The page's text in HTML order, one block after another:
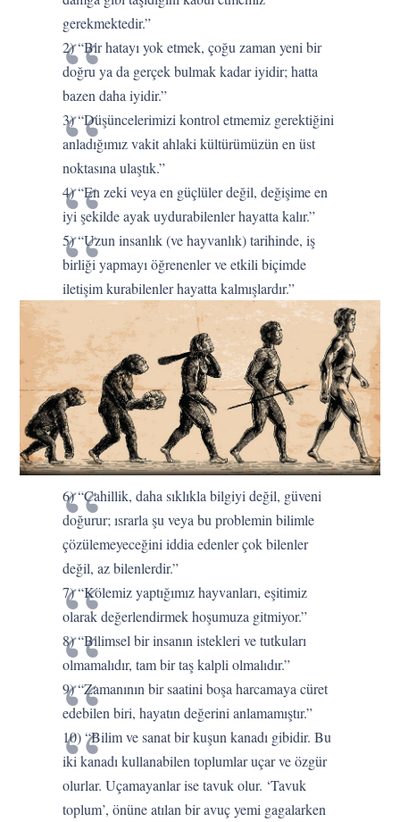
gerekmektedir.”
2) “Bir hatayı yok etmek, çoğu zaman yeni bir
doğru ya da gerçek bulmak kadar iyidir; hatta
bazen daha iyidir.”
3) “Düşüncelerimizi kontrol etmemiz gerektiğini
anladığımız vakit ahlaki kültürümüzün en üst
noktasına ulaştık.”
4) “En zeki veya en güçlüler değil, değişime en
iyi şekilde ayak uydurabilenler hayatta kalır.”
5) “Uzun insanlık (ve hayvanlık) tarihinde, iş
birliği yapmayı öğrenenler ve etkili biçimde
iletişim kurabilenler hayatta kalmışlardır.”
6) “Cahillik, daha sıklıkla bilgiyi değil, güveni
doğurur; ısrarla şu veya bu problemin bilimle
çözülemeyeceğini iddia edenler çok bilenler
değil, az bilenlerdir.”
7) “Kölemiz yaptığımız hayvanları, eşitimiz
olarak değerlendirmek hoşumuza gitmiyor.”
8) “Bilimsel bir insanın istekleri ve tutkuları
olmamalıdır, tam bir taş kalpli olmalıdır.”
9) “Zamanının bir saatini boşa harcamaya cüret
edebilen biri, hayatın değerini anlamamıştır.”
10) “Bilim ve sanat bir kuşun kanadı gibidir. Bu
iki kanadı kullanabilen toplumlar uçar ve özgür
olurlar. Uçamayanlar ise tavuk olur. ‘Tavuk
toplum’, önüne atılan bir avuç yemi gagalarken